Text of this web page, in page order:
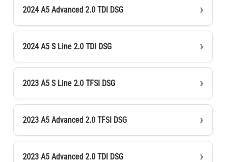
2024 A5 Advanced 2.0 TDI DSG
2024 A5 S Line 2.0 TDI DSG
2023 A5 S Line 2.0 TFSI DSG
2023 A5 Advanced 2.0 TFSI DSG
2023 A5 Advanced 2.0 TDI DSG